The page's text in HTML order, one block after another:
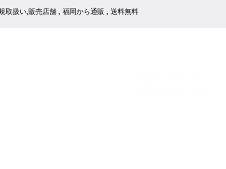
取扱い,販売店舗 , 福岡から通販 , 送料無料